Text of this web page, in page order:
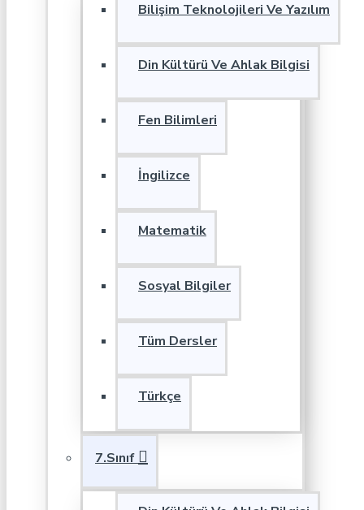
Bilişim Teknolojileri Ve Yazılım
Din Kültürü Ve Ahlak Bilgisi
Fen Bilimleri
İngilizce
Matematik
Sosyal Bilgiler
Tüm Dersler
Türkçe
7.Sınıf